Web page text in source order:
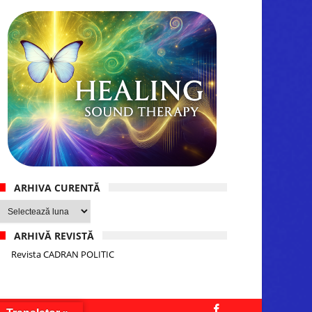
ARHIVA CURENTĂ
Arhiva
curentă
ARHIVĂ REVISTĂ
Revista CADRAN POLITIC